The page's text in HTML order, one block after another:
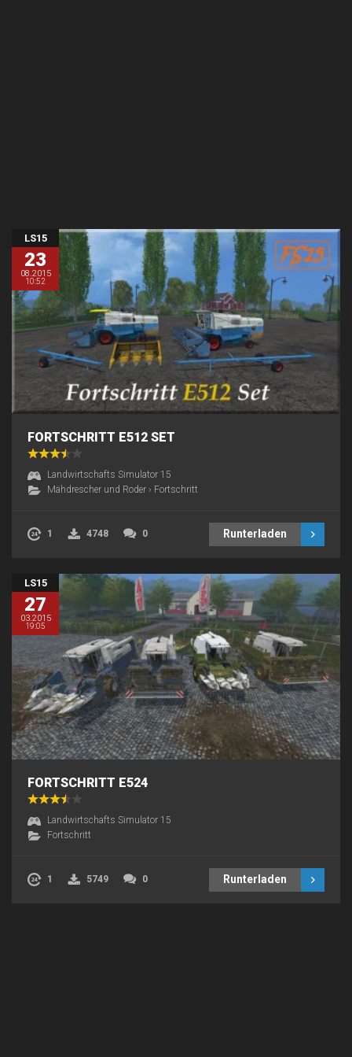
LS15
23
08.2015
10:52
FORTSCHRITT E512 SET
Landwirtschafts Simulator 15
Mähdrescher und Roder › Fortschritt
1 4748 0 Runterladen
LS15
27
03.2015
19:05
FORTSCHRITT E524
Landwirtschafts Simulator 15
Fortschritt
1 5749 0 Runterladen